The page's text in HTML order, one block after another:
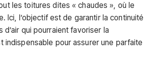
les toitures dites « chaudes », où le
Ici, l’objectif est de garantir la continuité
qui pourraient favoriser la
indispensable pour assurer une parfaite